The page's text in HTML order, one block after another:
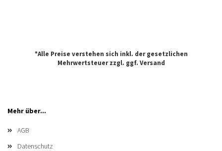
*Alle Preise verstehen sich inkl. der gesetzlichen
Mehrwertsteuer zzgl. ggf. Versand
Mehr über...
AGB
Datenschutz